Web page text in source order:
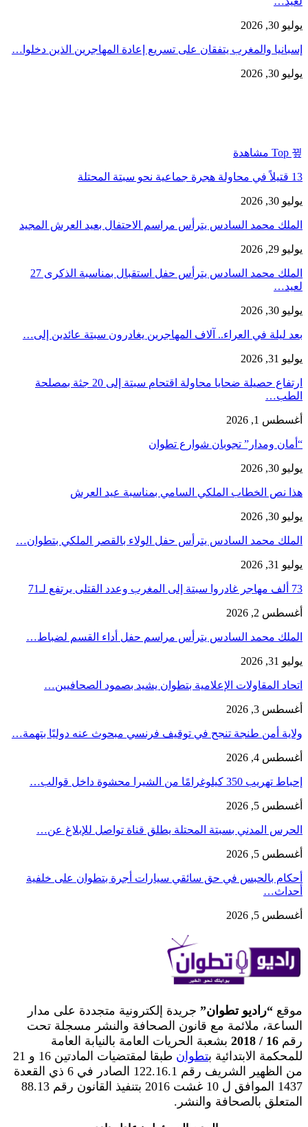
يوليو 30, 2026
إسبانيا والمغرب يتفقان على تسريع إعادة المهاجرين الذين دخلوا…
يوليو 30, 2026
13 قتيلاً في محاولة هجرة جماعية نحو سبتة المحتلة
يوليو 30, 2026
الملك محمد السادس يترأس مراسم الاحتفال بعيد العرش المجيد
يوليو 29, 2026
الملك محمد السادس يترأس حفل استقبال بمناسبة الذكرى 27
لعيد…
يوليو 30, 2026
بعد ليلة في العراء.. آلاف المهاجرين يغادرون سبتة عائدين إلى…
يوليو 31, 2026
ارتفاع حصيلة ضحايا محاولة اقتحام سبتة إلى 20 جثة بمصلحة
الطب…
أغسطس 1, 2026
“أمان ومدار” تجوبان شوارع تطوان
يوليو 30, 2026
هذا نص الخطاب الملكي السامي بمناسبة عيد العرش
يوليو 30, 2026
الملك محمد السادس يترأس حفل الولاء بالقصر الملكي بتطوان…
يوليو 31, 2026
73 ألف مهاجر غادروا سبتة إلى المغرب وعدد القتلى يرتفع لـ71
أغسطس 2, 2026
الملك محمد السادس يترأس مراسم حفل أداء القسم لضباط…
يوليو 31, 2026
اتحاد المقاولات الإعلامية بتطوان يشيد بصمود الصحافيين…
أغسطس 3, 2026
ولاية أمن طنجة تنجح في توقيف فرنسي مبحوث عنه دوليًا بتهمة…
أغسطس 4, 2026
إحباط تهريب 350 كيلوغرامًا من الشيرا محشوة داخل قوالب…
أغسطس 5, 2026
الحرس المدني بسبتة المحتلة يطلق قناة تواصل للإبلاغ عن…
أغسطس 5, 2026
أحكام بالحبس في حق سائقي سيارات أجرة بتطوان على خلفية
أحداث…
أغسطس 5, 2026
موقع “راديو تطوان” جريدة إلكترونية متجددة على مدار
الساعة، ملائمة مع قانون الصحافة والنشر مسجلة تحت
رقم 16 / 2018
بشعبة الحريات العامة بالنيابة العامة
للمحكمة الابتدائية بتطوان
طبقا لمقتضيات المادتين 16 و 21
من الظهير الشريف رقم 122.16.1 الصادر في 6 ذي القعدة
1437 الموافق ل 10 غشت 2016 بتنفيذ القانون رقم 88.13
المتعلق بالصحافة والنشر.